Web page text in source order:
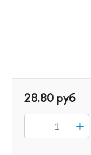
28.80 руб
+